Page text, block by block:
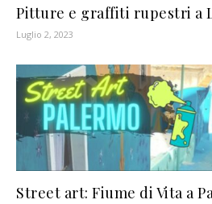
Pitture e graffiti rupestri a
Luglio 2, 2023
Street art: Fiume di Vita a